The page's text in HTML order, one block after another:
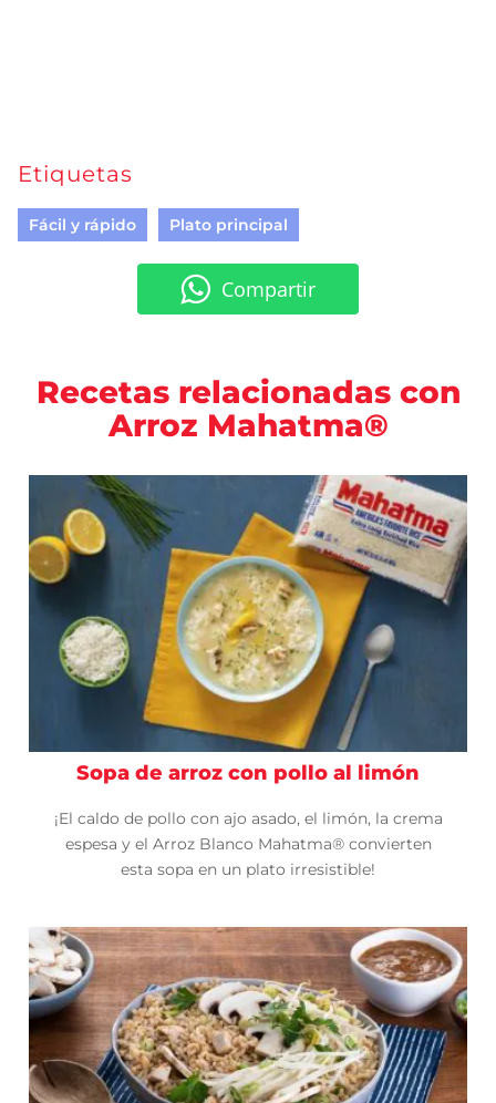
Etiquetas
Fácil y rápido Plato principal
Compartir
Recetas relacionadas con
Arroz Mahatma®
Sopa de arroz con pollo al limón
¡El caldo de pollo con ajo asado, el limón, la crema
espesa y el Arroz Blanco Mahatma® convierten
esta sopa en un plato irresistible!